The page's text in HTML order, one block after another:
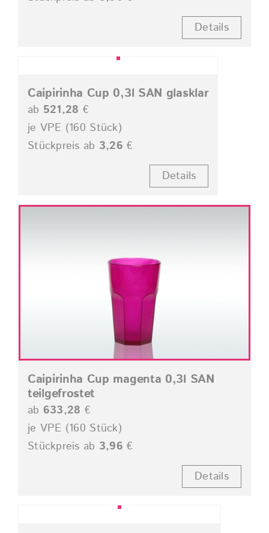
Details
Caipirinha Cup 0,3l SAN glasklar
ab 521,28 €
je VPE (160 Stück)
Stückpreis ab 3,26 €
Details
Caipirinha Cup magenta 0,3l SAN
teilgefrostet
ab 633,28 €
je VPE (160 Stück)
Stückpreis ab 3,96 €
Details